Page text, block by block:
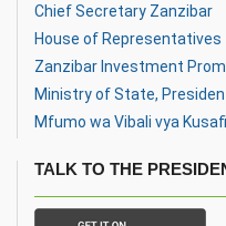
Chief Secretary Zanzibar
House of Representatives
Zanzibar Investment
Ministry of State,
Mfumo wa Vibali vya
TALK TO THE